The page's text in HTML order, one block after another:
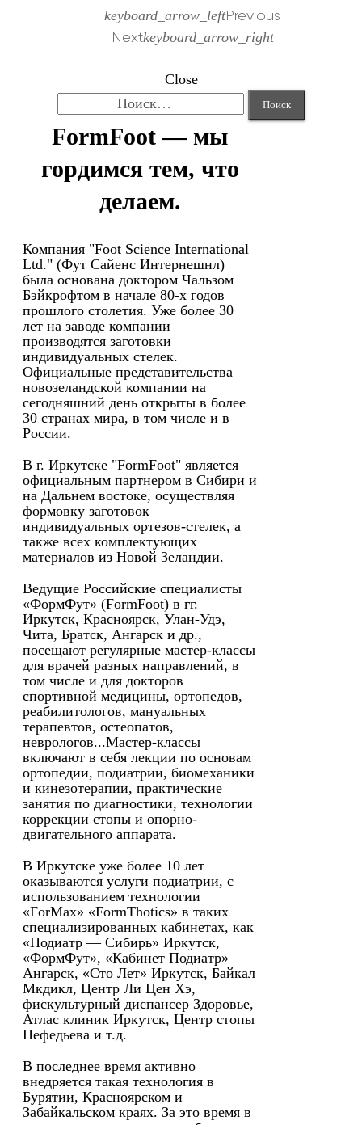
keyboard_arrow_leftPrevious
Nextkeyboard_arrow_right
Close
FormFoot — мы
гордимся тем, что
делаем.
Компания "Foot Science International
Ltd." (Фут Сайенс Интернешнл)
была основана доктором Чальзом
Бэйкрофтом в начале 80-х годов
прошлого столетия. Уже более 30
лет на заводе компании
производятся заготовки
индивидуальных стелек.
Официальные представительства
новозеландской компании на
сегодняшний день открыты в более
30 странах мира, в том числе и в
России.
В г. Иркутске "FormFoot" является
официальным партнером в Сибири и
на Дальнем востоке, осуществляя
формовку заготовок
индивидуальных ортезов-стелек, а
также всех комплектующих
материалов из Новой Зеландии.
Ведущие Российские специалисты
«ФормФут» (FormFoot) в гг.
Иркутск, Красноярск, Улан-Удэ,
Чита, Братск, Ангарск и др.,
посещают регулярные мастер-классы
для врачей разных направлений, в
том числе и для докторов
спортивной медицины, ортопедов,
реабилитологов, мануальных
терапевтов, остеопатов,
неврологов...Мастер-классы
включают в себя лекции по основам
ортопедии, подиатрии, биомеханики
и кинезотерапии, практические
занятия по диагностики, технологии
коррекции стопы и опорно-
двигательного аппарата.
В Иркутске уже более 10 лет
оказываются услуги подиатрии, с
использованием технологии
«ForMax» «FormThotics» в таких
специализированных кабинетах, как
«Подиатр — Сибирь» Иркутск,
«ФормФут», «Кабинет Подиатр»
Ангарск, «Сто Лет» Иркутск, Байкал
Мкдикл, Центр Ли Цен Хэ,
фискультурный диспансер Здоровье,
Атлас клиник Иркутск, Центр стопы
Нефедьева и т.д.
В последнее время активно
внедряется такая технология в
Бурятии, Красноярском и
Забайкальском краях. За это время в